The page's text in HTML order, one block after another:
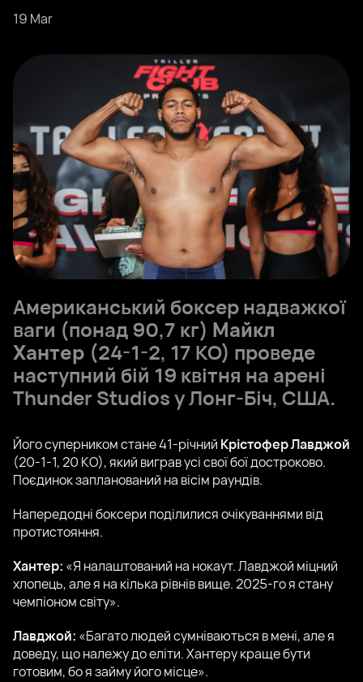
19 Mar
Американський боксер надважкої
ваги (понад 90,7 кг) Майкл
Хантер (24-1-2, 17 КО) проведе
наступний бій 19 квітня на арені
Thunder Studios у Лонг-Біч, США.
Його суперником стане 41-річний Крістофер Лавджой
(20-1-1, 20 КО), який виграв усі свої бої достроково.
Поєдинок запланований на вісім раундів.
Напередодні боксери поділилися очікуваннями від
протистояння.
Хантер: «Я налаштований на нокаут. Лавджой міцний
хлопець, але я на кілька рівнів вище. 2025-го я стану
чемпіоном світу».
Лавджой: «Багато людей сумніваються в мені, але я
доведу, що належу до еліти. Хантеру краще бути
готовим, бо я займу його місце».